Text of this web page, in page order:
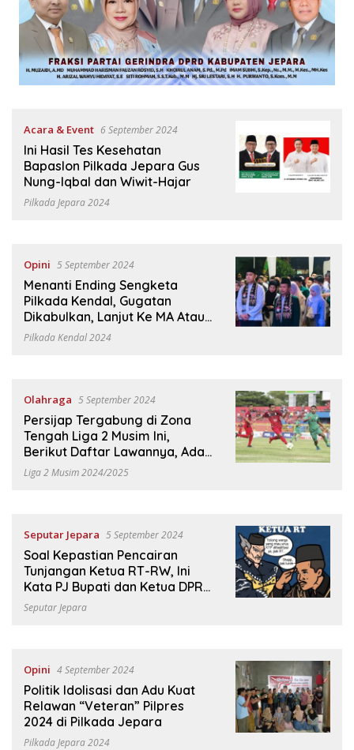
Acara & Event 6 September 2024
Ini Hasil Tes Kesehatan
Bapaslon Pilkada Jepara Gus
Nung-Iqbal dan Wiwit-Hajar
Pilkada Jepara 2024
Opini 5 September 2024
Menanti Ending Sengketa
Pilkada Kendal, Gugatan
Dikabulkan, Lanjut Ke MA Atau
Pilkada Ulang?
Pilkada Kendal 2024
Olahraga 5 September 2024
Persijap Tergabung di Zona
Tengah Liga 2 Musim Ini,
Berikut Daftar Lawannya, Ada
Eks Klub Liga 1 Musim Lalu
Liga 2 Musim 2024/2025
Seputar Jepara 5 September 2024
Soal Kepastian Pencairan
Tunjangan Ketua RT-RW, Ini
Kata PJ Bupati dan Ketua DPRD
Jepara
Seputar Jepara
Opini 4 September 2024
Politik Idolisasi dan Adu Kuat
Relawan “Veteran” Pilpres
2024 di Pilkada Jepara
Pilkada Jepara 2024